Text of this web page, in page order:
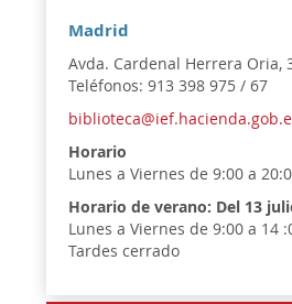
Madrid
Avda. Cardenal Herrera Oria,
Teléfonos: 913 398 975 / 67
Horario
Lunes a Viernes de 9:00 a
Horario de verano: Del 13
Lunes a Viernes de 9:00 a 14
Tardes cerrado